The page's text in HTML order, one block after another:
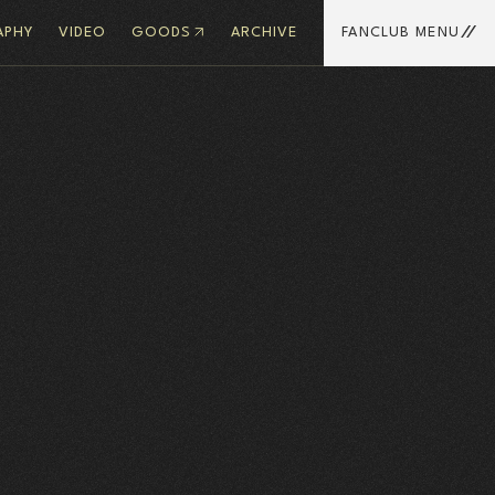
VIDEO GOODS ARCHIVE FANCLUB MENU